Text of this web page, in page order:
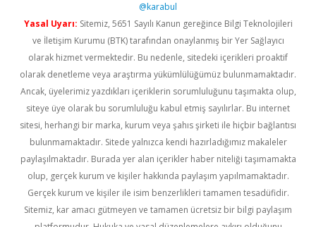
@karabul
Yasal Uyarı: Sitemiz, 5651 Sayılı Kanun gereğince Bilgi Teknolojileri
ve İletişim Kurumu (BTK) tarafından onaylanmış bir Yer Sağlayıcı
olarak hizmet vermektedir. Bu nedenle, sitedeki içerikleri proaktif
olarak denetleme veya araştırma yükümlülüğümüz bulunmamaktadır.
Ancak, üyelerimiz yazdıkları içeriklerin sorumluluğunu taşımakta olup,
siteye üye olarak bu sorumluluğu kabul etmiş sayılırlar. Bu internet
sitesi, herhangi bir marka, kurum veya şahıs şirketi ile hiçbir bağlantısı
bulunmamaktadır. Sitede yalnızca kendi hazırladığımız makaleler
paylaşılmaktadır. Burada yer alan içerikler haber niteliği taşımamakta
olup, gerçek kurum ve kişiler hakkında paylaşım yapılmamaktadır.
Gerçek kurum ve kişiler ile isim benzerlikleri tamamen tesadüfidir.
Sitemiz, kar amacı gütmeyen ve tamamen ücretsiz bir bilgi paylaşım